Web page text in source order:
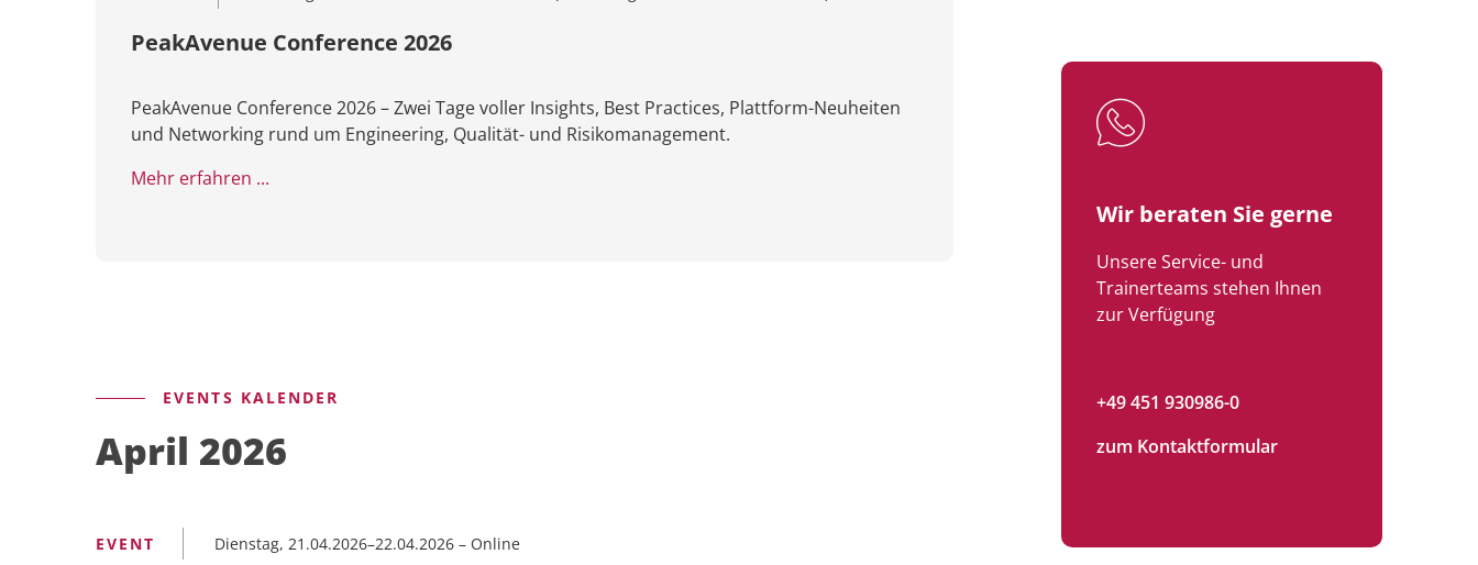
PeakAvenue Conference 2026
PeakAvenue Conference 2026 – Zwei Tage voller Insights, Best Practices, Plattform-Neuheiten
und Networking rund um Engineering, Qualität- und Risikomanagement.
Mehr erfahren ...
EVENTS KALENDER
April 2026
Dienstag, 21.04.2026–22.04.2026– Online
Wir beraten Sie gerne
Unsere Service- und
Trainerteams stehen Ihnen
zur Verfügung
+49 451 930986-0
zum Kontaktformular